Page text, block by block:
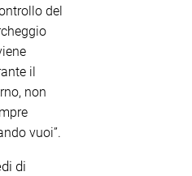
del
il
non
vuoi”.
di